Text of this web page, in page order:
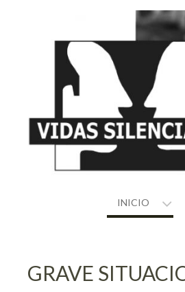
INICIO
GRAVE